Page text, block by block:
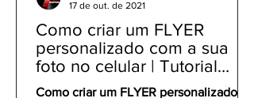
Como criar um FLYER
personalizado com a sua
foto no celular | Tutorial
PicsArt app gratuito
Como criar um FLYER personalizado
17 de out. de 2021